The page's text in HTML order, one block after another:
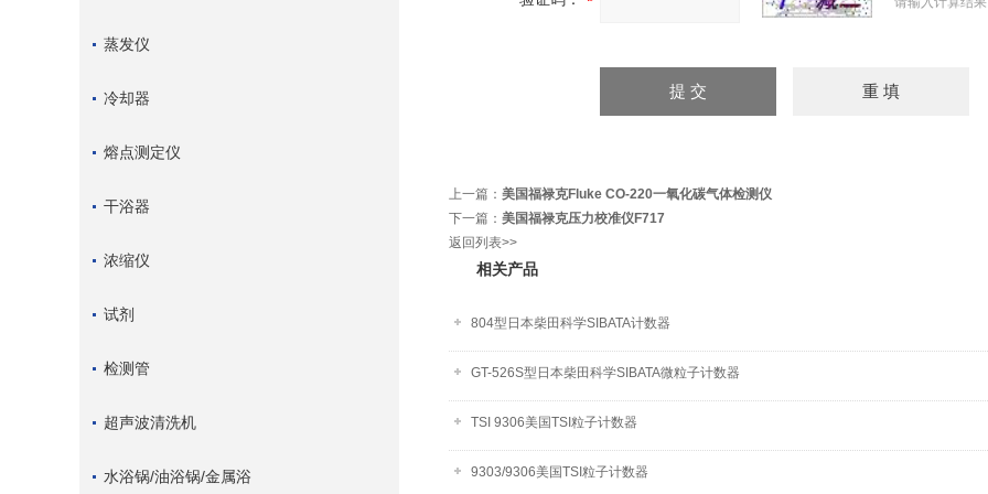
蒸发仪
冷却器
熔点测定仪
干浴器
浓缩仪
试剂
检测管
超声波清洗机
水浴锅/油浴锅/金属浴
上一篇： 美国福禄克Fluke CO-220一氧化碳气体检测仪
下一篇： 美国福禄克压力校准仪F717
返回列表>>
相关产品
804型日本柴田科学SIBATA计数器
GT-526S型日本柴田科学SIBATA微粒子计数器
TSI 9306美国TSI粒子计数器
9303/9306美国TSI粒子计数器